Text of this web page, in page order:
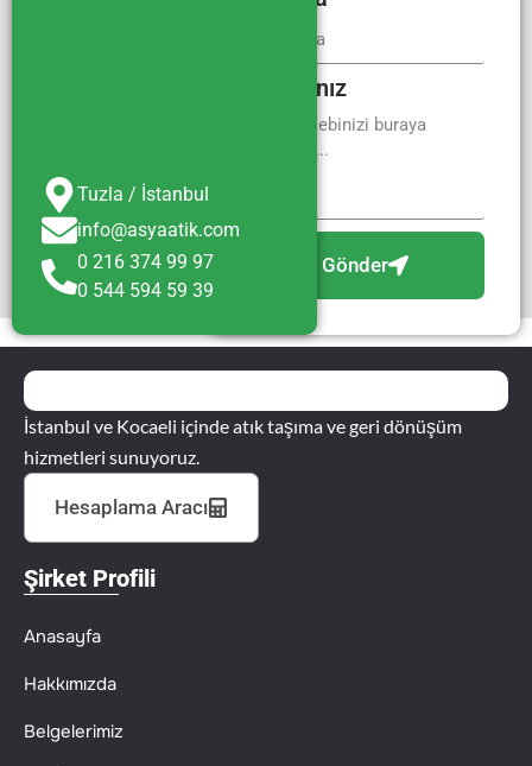
Tuzla / İstanbul
info@asyaatik.com
0 216 374 99 97
0 544 594 59 39
Mesajınız
Gönder
İstanbul ve Kocaeli içinde atık taşıma ve geri dönüşüm
hizmetleri sunuyoruz.
Hesaplama Aracı
Şirket Profili
Anasayfa
Hakkımızda
Belgelerimiz